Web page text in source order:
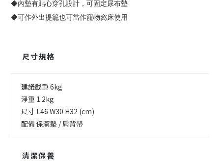
◆內墊有貼心穿孔設計，可固定尿布墊
◆可作外出提籠也可當作寵物窩床使用
尺寸規格
建議載重 6kg
淨重 1.2kg
尺寸 L46 W30 H32 (cm)
配備 保潔墊 / 肩背帶
清潔保養